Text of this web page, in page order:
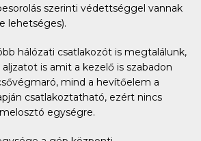
szerinti védettséggel vannak
lehetséges).
hálózati csatlakozót is megtalálunk,
is amit a kezelő is szabadon
mind a hevítőelem a
csatlakoztatható, ezért nincs
egységre.